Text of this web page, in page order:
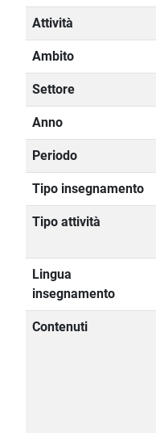
Attività
Ambito
Settore
Anno
Periodo
Tipo insegnamento
Tipo attività
Lingua
insegnamento
Contenuti